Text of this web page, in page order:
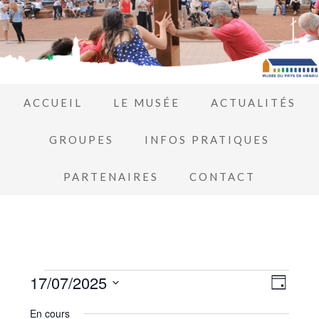
ACCUEIL LE MUSÉE ACTUALITÉS
GROUPES INFOS PRATIQUES
PARTENAIRES CONTACT
par
JOUR
17/07/2025
En cours